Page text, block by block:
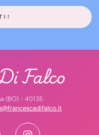
Falco
(BO) - 40135